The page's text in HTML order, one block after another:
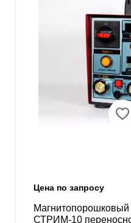
Цена по запросу
Магнитопорошковый
СТРИМ-10